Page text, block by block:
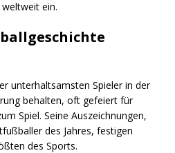
ein.
unterhaltsamsten Spieler in der
behalten, oft gefeiert für
Spiel. Seine Auszeichnungen,
des Jahres, festigen
des Sports.